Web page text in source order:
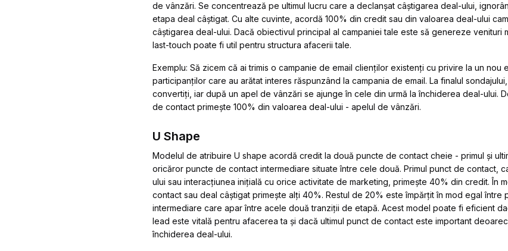
de vânzări. Se concentrează pe ultimul lucru care a declanșat câștigarea deal-ului,
etapa deal câștigat. Cu alte cuvinte, acordă 100% din credit sau din valoarea deal-ului
câștigarea deal-ului. Dacă obiectivul principal al campaniei tale este să genereze venituri
last-touch poate fi util pentru structura afacerii tale.
Exemplu: Să zicem că ai trimis o campanie de email clienților existenți cu privire la un nou
participanților care au arătat interes răspunzând la campania de email. La finalul
convertiți, iar după un apel de vânzări se ajunge în cele din urmă la închiderea deal-ului.
de contact primește 100% din valoarea deal-ului - apelul de vânzări.
U Shape
Modelul de atribuire U shape acordă credit la două puncte de contact cheie - primul și
oricăror puncte de contact intermediare situate între cele două. Primul punct de contact,
ului sau interacțiunea inițială cu orice activitate de marketing, primește 40% din credit. În
contact sau deal câștigat primește alți 40%. Restul de 20% este împărțit în mod egal între
intermediare care apar între acele două tranziții de etapă. Acest model poate fi eficient
lead este vitală pentru afacerea ta și dacă ultimul punct de contact este important
închiderea deal-ului.